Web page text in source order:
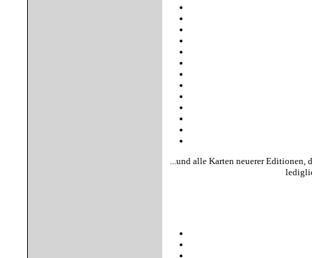
...und alle Karten neuerer